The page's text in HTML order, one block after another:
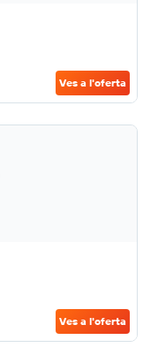
Ves a l'oferta
Ves a l'oferta